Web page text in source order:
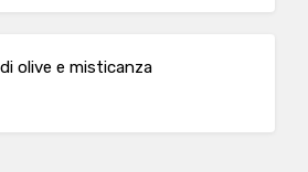
olive e misticanza